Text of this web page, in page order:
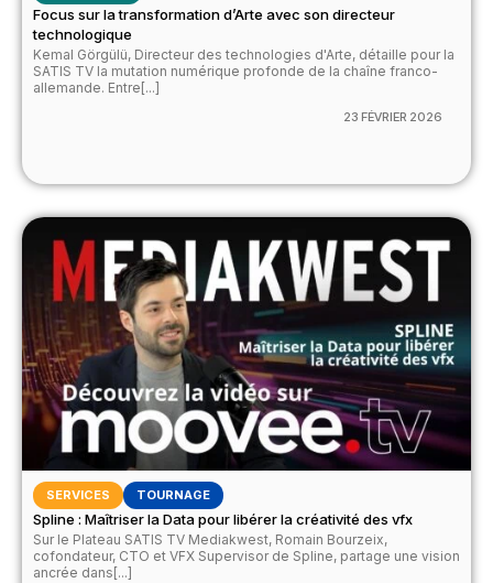
Focus sur la transformation d’Arte avec son directeur
technologique
Kemal Görgülü, Directeur des technologies d'Arte, détaille pour la
SATIS TV la mutation numérique profonde de la chaîne franco-
allemande. Entre[...]
23 FÉVRIER 2026
SERVICES TOURNAGE
Spline : Maîtriser la Data pour libérer la créativité des vfx
Sur le Plateau SATIS TV Mediakwest, Romain Bourzeix,
cofondateur, CTO et VFX Supervisor de Spline, partage une vision
ancrée dans[...]